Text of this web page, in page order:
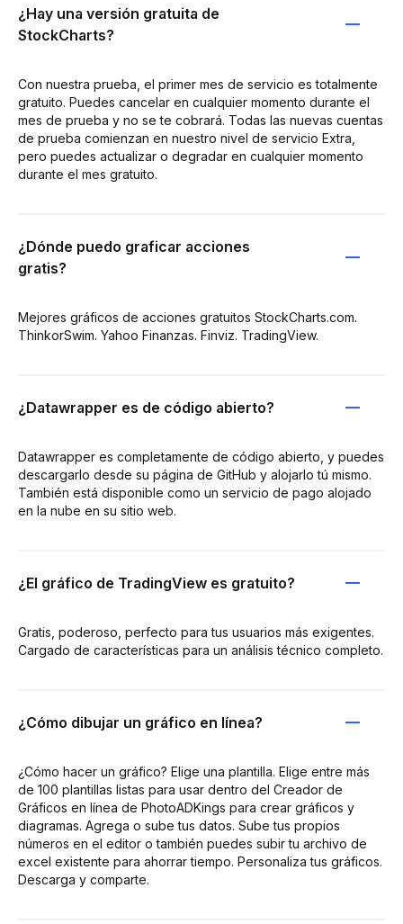
¿Hay una versión gratuita de
StockCharts?
Con nuestra prueba, el primer mes de servicio es totalmente
gratuito. Puedes cancelar en cualquier momento durante el
mes de prueba y no se te cobrará. Todas las nuevas cuentas
de prueba comienzan en nuestro nivel de servicio Extra,
pero puedes actualizar o degradar en cualquier momento
durante el mes gratuito.
¿Dónde puedo graficar acciones
gratis?
Mejores gráficos de acciones gratuitos StockCharts.com.
ThinkorSwim. Yahoo Finanzas. Finviz. TradingView.
¿Datawrapper es de código abierto?
Datawrapper es completamente de código abierto, y puedes
descargarlo desde su página de GitHub y alojarlo tú mismo.
También está disponible como un servicio de pago alojado
en la nube en su sitio web.
¿El gráfico de TradingView es gratuito?
Gratis, poderoso, perfecto para tus usuarios más exigentes.
Cargado de características para un análisis técnico completo.
¿Cómo dibujar un gráfico en línea?
¿Cómo hacer un gráfico? Elige una plantilla. Elige entre más
de 100 plantillas listas para usar dentro del Creador de
Gráficos en línea de PhotoADKings para crear gráficos y
diagramas. Agrega o sube tus datos. Sube tus propios
números en el editor o también puedes subir tu archivo de
excel existente para ahorrar tiempo. Personaliza tus gráficos.
Descarga y comparte.